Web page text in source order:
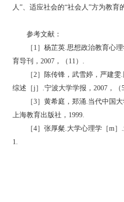
人”、适应社会的“社会人”方为教育
参考文献：
［1］杨芷英.思想政治教育心理
育导刊，2007，（11）.
［2］陈传锋，武雪婷，严建雯.
综述［j］.宁波大学学报，2007，（
［3］黄希庭，郑涌.当代中国大
上海教育出版社，1999.
［4］张厚粲.大学心理学［m］.
1.